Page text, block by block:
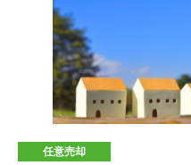
任意売却